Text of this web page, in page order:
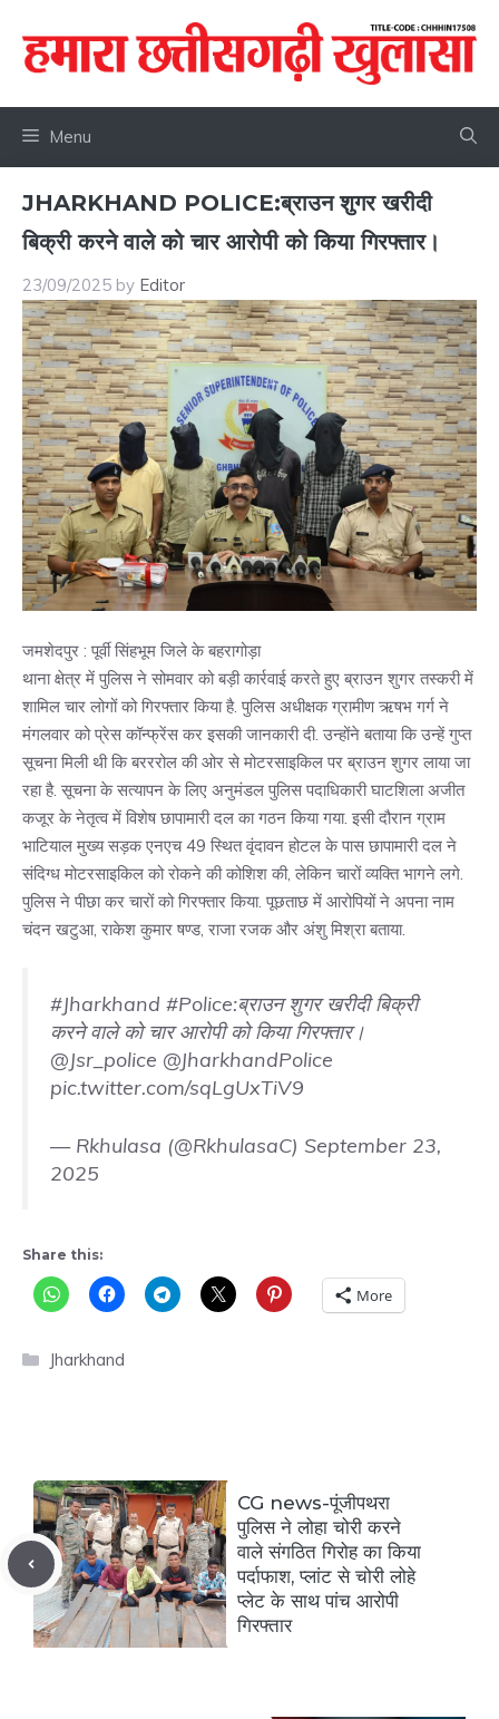
content
Menu
JHARKHAND POLICE:ब्राउन शुगर खरीदी
बिक्री करने वाले को चार आरोपी को किया गिरफ्तार।
23/09/2025 by Editor
जमशेदपुर : पूर्वी सिंहभूम जिले के बहरागोड़ा
थाना क्षेत्र में पुलिस ने सोमवार को बड़ी कार्रवाई करते हुए ब्राउन शुगर तस्करी में
शामिल चार लोगों को गिरफ्तार किया है. पुलिस अधीक्षक ग्रामीण ऋषभ गर्ग ने
मंगलवार को प्रेस कॉन्फ्रेंस कर इसकी जानकारी दी. उन्होंने बताया कि उन्हें गुप्त
सूचना मिली थी कि बरररोल की ओर से मोटरसाइकिल पर ब्राउन शुगर लाया जा
रहा है. सूचना के सत्यापन के लिए अनुमंडल पुलिस पदाधिकारी घाटशिला अजीत
कजूर के नेतृत्व में विशेष छापामारी दल का गठन किया गया. इसी दौरान ग्राम
भाटियाल मुख्य सड़क एनएच 49 स्थित वृंदावन होटल के पास छापामारी दल ने
संदिग्ध मोटरसाइकिल को रोकने की कोशिश की, लेकिन चारों व्यक्ति भागने लगे.
पुलिस ने पीछा कर चारों को गिरफ्तार किया. पूछताछ में आरोपियों ने अपना नाम
चंदन खटुआ, राकेश कुमार षण्ड, राजा रजक और अंशु मिश्रा बताया.
#Jharkhand #Police:ब्राउन शुगर खरीदी बिक्री
करने वाले को चार आरोपी को किया गिरफ्तार।
@Jsr_police @JharkhandPolice
pic.twitter.com/sqLgUxTiV9
— Rkhulasa (@RkhulasaC) September 23,
2025
Share this:
More
Categories
Jharkhand
CG news-पूंजीपथरा
पुलिस ने लोहा चोरी करने
वाले संगठित गिरोह का किया
पर्दाफाश, प्लांट से चोरी लोहे
प्लेट के साथ पांच आरोपी
गिरफ्तार